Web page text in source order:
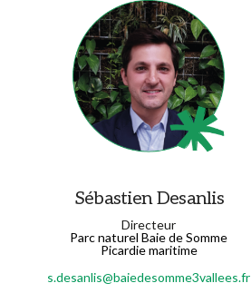
Sébastien Desanlis
Directeur
Parc naturel Baie de Somme
Picardie maritime
s.desanlis@baiedesomme3vallees.fr